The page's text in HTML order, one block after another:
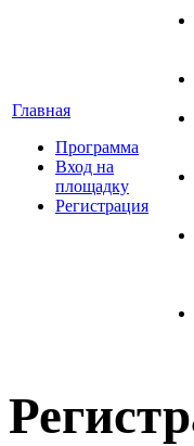
Главная
Программа
Вход на
площадку
Регистрация